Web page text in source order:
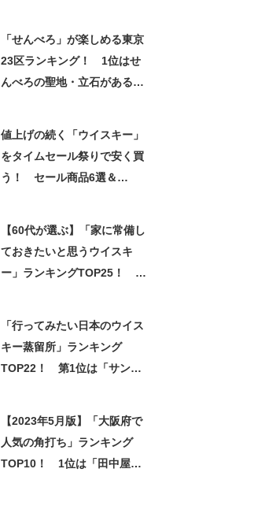
「せんべろ」が楽しめる東京
23区ランキング！ 1位はせ
んべろの聖地・立石がある
値上げの続く「ウイスキー」
をタイムセール祭りで安く買
う！ セール商品6選＆
【60代が選ぶ】「家に常備し
ておきたいと思うウイスキ
ー」ランキングTOP25！ 第
「行ってみたい日本のウイス
キー蒸留所」ランキング
TOP22！ 第1位は「サント
【2023年5月版】「大阪府で
人気の角打ち」ランキング
TOP10！ 1位は「田中屋酒